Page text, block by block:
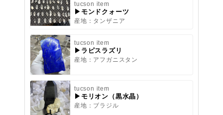
tucson item
▶モンドクォーツ
産地：タンザニア
tucson item
▶ラピスラズリ
産地：アフガニスタン
tucson item
▶モリオン（黒水晶）
産地：ブラジル